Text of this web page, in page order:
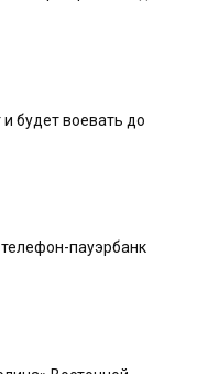
и будет воевать до
пауэрбанк